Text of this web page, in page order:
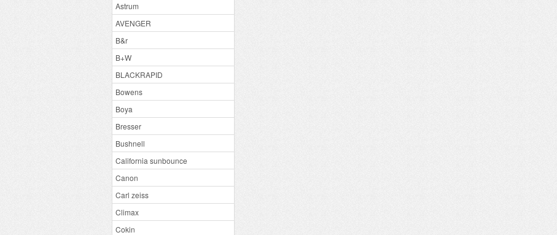
Astrum
AVENGER
B&r
B+W
BLACKRAPID
Bowens
Boya
Bresser
Bushnell
California sunbounce
Canon
Carl zeiss
Climax
Cokin